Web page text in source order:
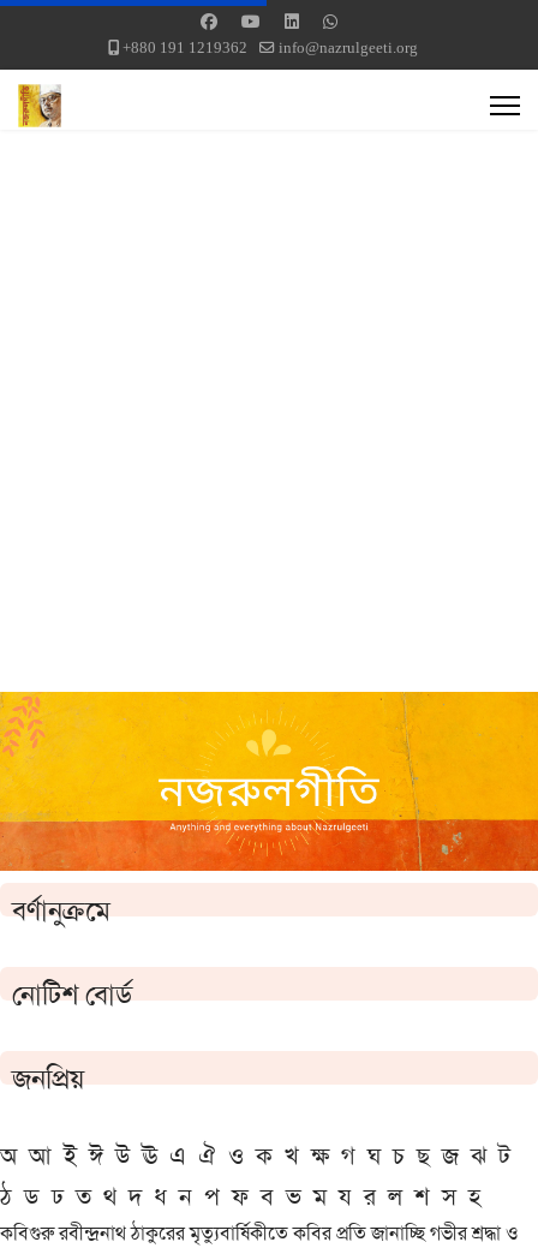
+880 191 1219362 info@nazrulgeeti.org
বর্ণানুক্রমে
নোটিশ বোর্ড
জনপ্রিয়
অ আ ই ঈ উ ঊ এ ঐ ও ক খ ক্ষ গ ঘ চ ছ জ ঝ ট
ঠ ড ঢ ত থ দ ধ ন প ফ ব ভ ম য র ল শ স হ
কবিগুরু রবীন্দ্রনাথ ঠাকুরের মৃত্যুবার্ষিকীতে কবির প্রতি জানাচ্ছি গভীর শ্রদ্ধা ও